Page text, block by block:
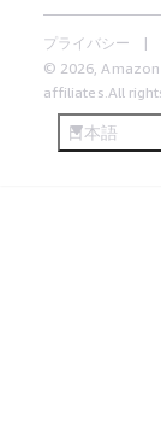
プライバシー
© 2026, Amazon
affiliates.All
日本語